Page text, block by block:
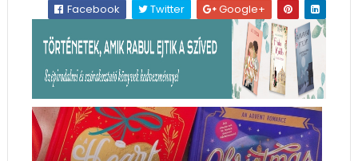
Facebook
Twitter Google+